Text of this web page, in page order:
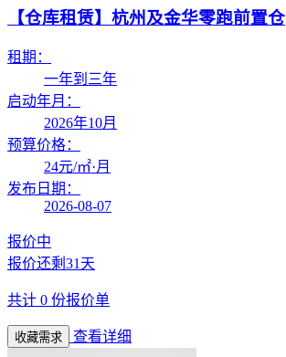
【仓库租赁】 杭州及金华零跑前置仓
租期：
一年到三年
启动年月：
2026年10月
预算价格：
24元/㎡·月
发布日期：
2026-08-07
报价中
报价还剩31天
共计 0 份报价单
收藏需求 查看详细